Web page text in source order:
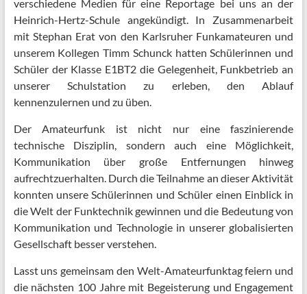
verschiedene Medien für eine Reportage bei uns an der
Heinrich-Hertz-Schule angekündigt. In Zusammenarbeit
mit Stephan Erat von den Karlsruher Funkamateuren und
unserem Kollegen Timm Schunck hatten Schülerinnen und
Schüler der Klasse E1BT2 die Gelegenheit, Funkbetrieb an
unserer Schulstation zu erleben, den Ablauf
kennenzulernen und zu üben.
Der Amateurfunk ist nicht nur eine faszinierende
technische Disziplin, sondern auch eine Möglichkeit,
Kommunikation über große Entfernungen hinweg
aufrechtzuerhalten. Durch die Teilnahme an dieser Aktivität
konnten unsere Schülerinnen und Schüler einen Einblick in
die Welt der Funktechnik gewinnen und die Bedeutung von
Kommunikation und Technologie in unserer globalisierten
Gesellschaft besser verstehen.
Lasst uns gemeinsam den Welt-Amateurfunktag feiern und
die nächsten 100 Jahre mit Begeisterung und Engagement